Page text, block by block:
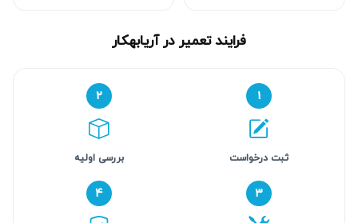
فرایند تعمیر در آریابهکار
۱
ثبت درخواست
۲
بررسی اولیه
۳ ۴